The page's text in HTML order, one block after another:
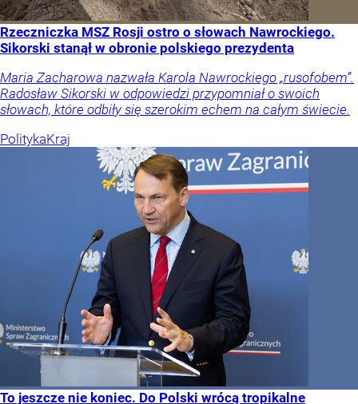
Rzeczniczka MSZ Rosji ostro o słowach Nawrockiego.
Sikorski stanął w obronie polskiego prezydenta
Maria Zacharowa nazwała Karola Nawrockiego „rusofobem”.
Radosław Sikorski w odpowiedzi przypomniał o swoich
słowach, które odbiły się szerokim echem na całym świecie.
PolitykaKraj
To jeszcze nie koniec. Do Polski wrócą tropikalne